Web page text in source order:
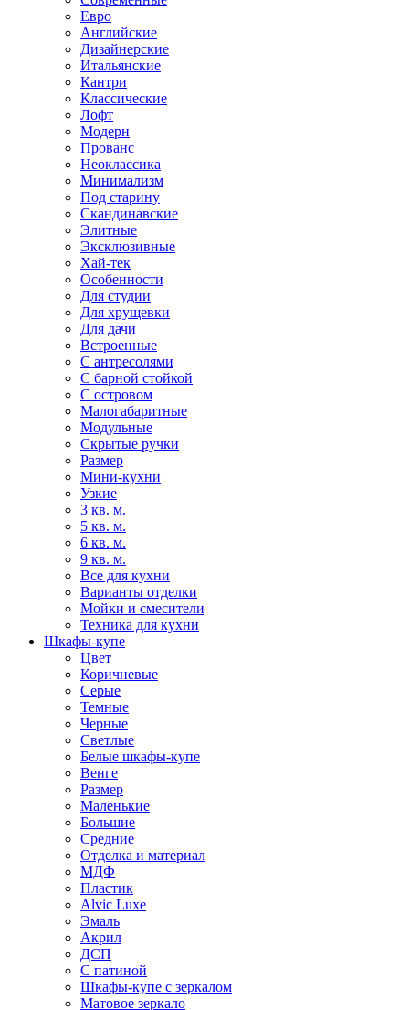
Евро
Английские
Дизайнерские
Итальянские
Кантри
Классические
Лофт
Модерн
Прованс
Неоклассика
Минимализм
Под старину
Скандинавские
Элитные
Эксклюзивные
Хай-тек
Особенности
Для студии
Для хрущевки
Для дачи
Встроенные
С антресолями
С барной стойкой
С островом
Малогабаритные
Модульные
Скрытые ручки
Размер
Мини-кухни
Узкие
3 кв. м.
5 кв. м.
6 кв. м.
9 кв. м.
Все для кухни
Варианты отделки
Мойки и смесители
Техника для кухни
Шкафы-купе
Цвет
Коричневые
Серые
Темные
Черные
Светлые
Белые шкафы-купе
Венге
Размер
Маленькие
Большие
Средние
Отделка и материал
МДФ
Пластик
Alvic Luxe
Эмаль
Акрил
ДСП
С патиной
Шкафы-купе с зеркалом
Матовое зеркало